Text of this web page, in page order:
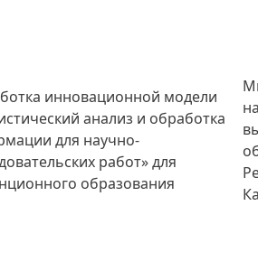
инновационной модели
анализ и обработка
для научно-
работ» для
образования